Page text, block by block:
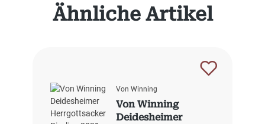
Produktgalerie überspringen
Ähnliche Artikel
Von Winning
Von Winning
Deidesheimer